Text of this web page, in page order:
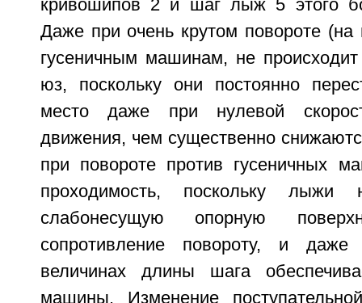
кривошипов 2 и шаг лыж 5 этого
Даже при очень крутом повороте (на
гусеничным машинам, не
юз, поскольку они постоянно
место даже при нулевой
движения, чем существенно
при повороте против гусеничных
проходимость, поскольку
слабонесущую опорную
сопротивление повороту, и
величинах длины шага
машины. Изменение